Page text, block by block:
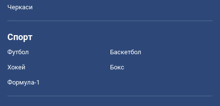
Черкаси
Спорт
Футбол Баскетбол
Хокей Бокс
Формула-1